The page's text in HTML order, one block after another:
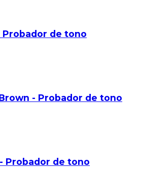
Probador de tono
- Probador de tono
Probador de tono